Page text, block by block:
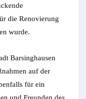
die Renovierung
wurde.
Barsinghausen
auf der
für ein